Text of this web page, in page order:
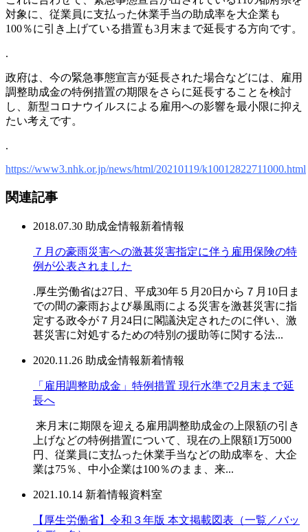
対象に、従業員に支払った休業手当の助成率を大企業も
100％に引き上げている措置も3月末まで延長する方向です。
.
政府は、今の緊急事態宣言が延長された場合などには、雇用
調整助成金の特例措置の期限をさらに延長することを検討
し、新型コロナウイルスによる雇用への影響を最小限に抑え
たい考えです。
.
https://www3.nhk.or.jp/news/html/20210119/k10012822711000.html
関連記事
2018.07.30 助成金情報新着情報
７月の豪雨災害への激甚災害指定に伴う雇用保険の特
例が公表されました
.厚生労働省は27日、平成30年５月20日から７月10日ま
での間の豪雨および暴風雨による災害を激甚災害に指
定する政令が７月24日に閣議決定されたのに伴い、激
甚災害に対処するための特別の援助等に関する法...
2020.11.26 助成金情報新着情報
「雇用調整助成金」特例措置 現行水準で2月末まで延
長へ
来月末に期限を迎える雇用調整助成金の上限額の引き
上げなどの特例措置について、現在の上限額1万5000
円、従業員に支払った休業手当などの助成率を、大企
業は75％、中小企業は100％のまま、来...
2021.10.14 新着情報資料室
【厚生労働省】令和３年版 本文掲載図表（一覧／バッ